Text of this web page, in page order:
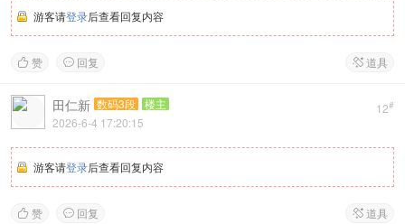
游客请登录后查看回复内容
 赞  回复  道具
12#
田仁新 数码3段 楼主
2026-6-4 17:20:15
游客请登录后查看回复内容
 赞  回复  道具